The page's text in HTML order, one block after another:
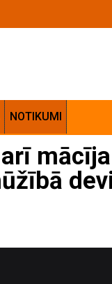
NOTIKUMI
mācīja